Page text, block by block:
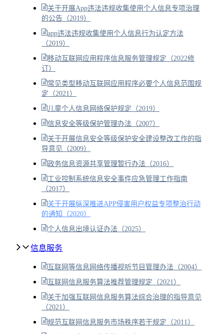
关于开展App违法违规收集使用个人信息专项治理
的公告（2019）
app违法违规收集使用个人信息行为认定方法
（2019）
移动互联网应用程序信息服务管理规定（2022修
订）
常见类型移动互联网应用程序必要个人信息范围规
定（2021）
儿童个人信息网络保护规定（2019）
信息安全等级保护管理办法（2007）
关于开展信息安全等级保护安全建设整改工作的指
导意见（2009）
政务信息资源共享管理暂行办法（2016）
工业控制系统信息安全事件应急管理工作指南
（2017）
关于开展纵深推进APP侵害用户权益专项整治行动
的通知（2020）
个人信息出境认证办法（2025）
信息服务
互联网等信息网络传播视听节目管理办法（2004）
互联网信息服务算法推荐管理规定（2021）
关于加强互联网信息服务算法综合治理的指导意见
（2021）
规范互联网信息服务市场秩序若干规定（2011）